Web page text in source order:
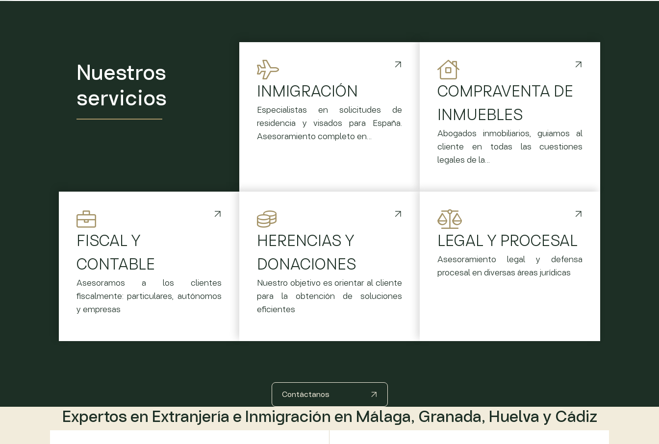
Nuestros
servicios
INMIGRACIÓN
Especialistas en solicitudes de
residencia y visados para España.
Asesoramiento completo en…
COMPRAVENTA DE
INMUEBLES
Abogados inmobiliarios, guiamos al
cliente en todas las cuestiones
legales de la…
FISCAL Y
CONTABLE
Asesoramos a los clientes
fiscalmente: particulares, autónomos
y empresas
HERENCIAS Y
DONACIONES
Nuestro objetivo es orientar al cliente
para la obtención de soluciones
eficientes
LEGAL Y PROCESAL
Asesoramiento legal y defensa
procesal en diversas áreas jurídicas
Contáctanos
Expertos en Extranjería e Inmigración en Málaga, Granada, Huelva y Cádiz